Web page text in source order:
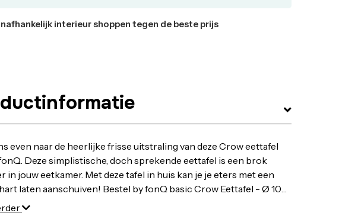
interieur shoppen tegen de beste prijs
even naar de heerlijke frisse uitstraling van deze Crow eettafel
Deze simplistische, doch sprekende eettafel is een brok
in jouw eetkamer. Met deze tafel in huis kan je je eters met een
laten aanschuiven! Bestel by fonQ basic Crow Eettafel - Ø 105
online bij fonQ. Alle by fonQ Tafels uit voorraad leverbaar. Voor